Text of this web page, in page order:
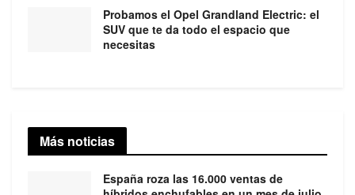
Probamos el Opel Grandland Electric: el
SUV que te da todo el espacio que
necesitas
Más noticias
España roza las 16.000 ventas de